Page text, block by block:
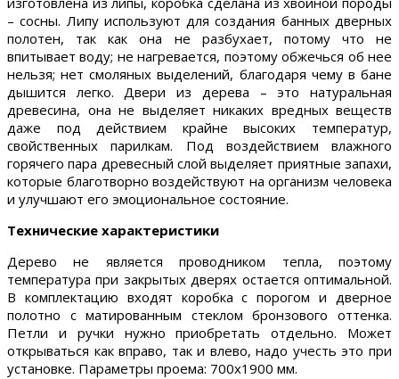
– сосны. Липу используют для создания банных дверных
полотен, так как она не разбухает, потому что не
впитывает воду; не нагревается, поэтому обжечься об нее
нельзя; нет смоляных выделений, благодаря чему в бане
дышится легко. Двери из дерева – это натуральная
древесина, она не выделяет никаких вредных веществ
даже под действием крайне высоких температур,
свойственных парилкам. Под воздействием влажного
горячего пара древесный слой выделяет приятные запахи,
которые благотворно воздействуют на организм человека
и улучшают его эмоциональное состояние.
Технические характеристики
Дерево не является проводником тепла, поэтому
температура при закрытых дверях остается оптимальной.
В комплектацию входят коробка с порогом и дверное
полотно с матированным стеклом бронзового оттенка.
Петли и ручки нужно приобретать отдельно. Может
открываться как вправо, так и влево, надо учесть это при
установке. Параметры проема: 700х1900 мм.